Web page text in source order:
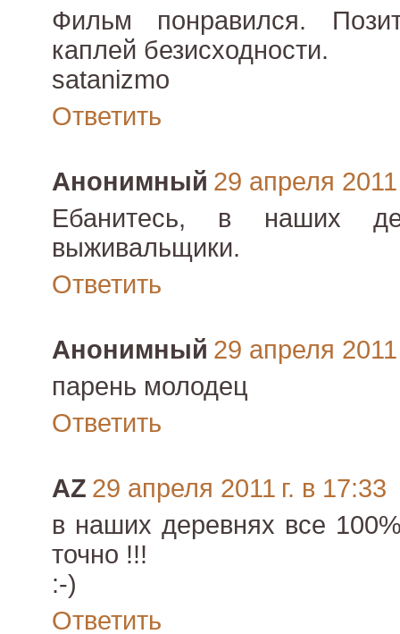
Фильм понравился.
каплей безисходности.
satanizmo
Ответить
Анонимный 29 апреля 2011
Ебанитесь, в наших
выживальщики.
Ответить
Анонимный 29 апреля 2011
парень молодец
Ответить
AZ 29 апреля 2011 г. в 17:33
в наших деревнях все
точно !!!
:-)
Ответить